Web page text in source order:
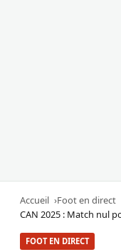
Accueil
Foot en direct
CAN 2025 : Match nul
FOOT EN DIRECT